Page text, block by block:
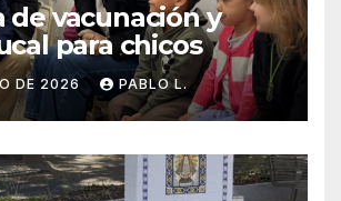
de vacunación y
para chicos
DE 2026 PABLO L.